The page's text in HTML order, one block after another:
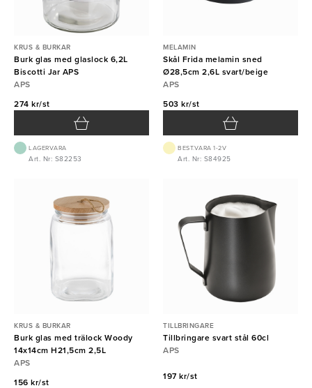
KRUS & BURKAR
Burk glas med glaslock 6,2L
Biscotti Jar APS
APS
274 kr/st
LAGERVARA
Art. Nr: S82253
MELAMIN
Skål Frida melamin sned
Ø28,5cm 2,6L svart/beige
APS
503 kr/st
BEST.VARA 1-2V
Art. Nr: S84925
KRUS & BURKAR
Burk glas med trälock Woody
14x14cm H21,5cm 2,5L
APS
156 kr/st
TILLBRINGARE
Tillbringare svart stål 60cl
APS
197 kr/st